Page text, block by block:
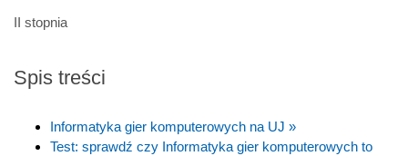
II stopnia
Spis treści
Informatyka gier komputerowych na UJ »
Test: sprawdź czy Informatyka gier komputerowych to